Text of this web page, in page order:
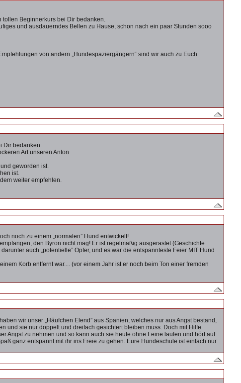
Beginnerkurs bei Dir bedanken.
und ausdauerndes Bellen zu Hause, schon nach ein paar Stunden sooo
von andern „Hundespaziergängern“ sind wir auch zu Euch
Dir bedanken.
Art unseren Anton
geworden ist.
ist.
weiter empfehlen.
noch zu einem „normalen” Hund entwickelt!
den Byron nicht mag! Er ist regelmäßig ausgerastet (Geschichte
auch „potentielle” Opfer, und es war die entspannteste Feier MIT Hund
Korb entfernt war.... (vor einem Jahr ist er noch beim Ton einer fremden
wir unser „Häufchen Elend” aus Spanien, welches nur aus Angst bestand,
und sie nur doppelt und dreifach gesichtert bleiben muss. Doch mit Hilfe
Angst zu nehmen und so kann auch sie heute ohne Leine laufen und hört auf
ganz entspannt mit ihr ins Freie zu gehen. Eure Hundeschule ist einfach nur